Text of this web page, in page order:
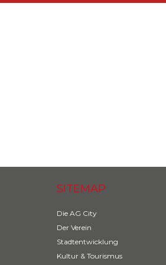
SITEMAP
Die AG City
Der Verein
Stadtentwicklung
Kultur & Tourismus